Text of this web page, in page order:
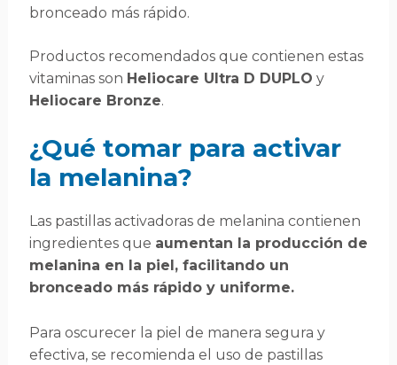
bronceado más rápido.
Productos recomendados que contienen estas
vitaminas son Heliocare Ultra D DUPLO y
Heliocare Bronze.
¿Qué tomar para activar
la melanina?
Las pastillas activadoras de melanina contienen
ingredientes que aumentan la producción de
melanina en la piel, facilitando un
bronceado más rápido y uniforme.
Para oscurecer la piel de manera segura y
efectiva, se recomienda el uso de pastillas